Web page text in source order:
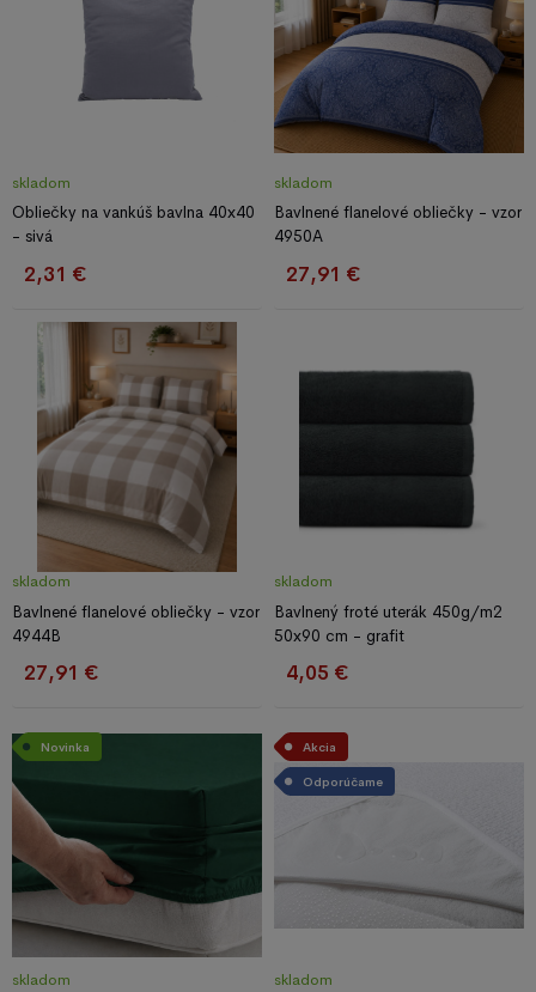
skladom
Obliečky na vankúš bavlna 40x40
- sivá
2,31 €
skladom
Bavlnené flanelové obliečky - vzor
4950A
27,91 €
skladom
Bavlnené flanelové obliečky - vzor
4944B
27,91 €
skladom
Bavlnený froté uterák 450g/m2
50x90 cm - grafit
4,05 €
Novinka
skladom
Akcia
Odporúčame
skladom